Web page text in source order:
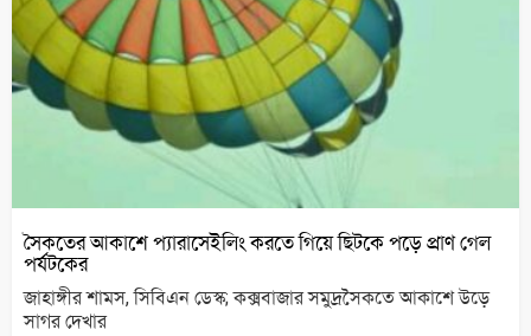
সৈকতের আকাশে প্যারাসেইলিং করতে গিয়ে ছিটকে পড়ে প্রাণ গেল
পর্যটকের
জাহাঙ্গীর শামস, সিবিএন ডেস্ক; কক্সবাজার সমুদ্রসৈকতে আকাশে উড়ে
সাগর দেখার